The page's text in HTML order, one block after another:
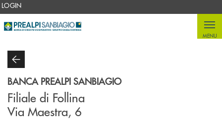
Salta al contenuto principale
LOGIN
MENU
BANCA PREALPI SANBIAGIO
Filiale di Follina
Via Maestra, 6